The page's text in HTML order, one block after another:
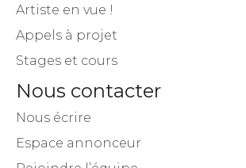
Artiste en vue !
Appels à projet
Stages et cours
Nous contacter
Nous écrire
Espace annonceur